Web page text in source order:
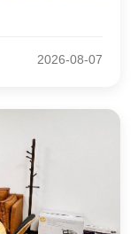
2026-08-07